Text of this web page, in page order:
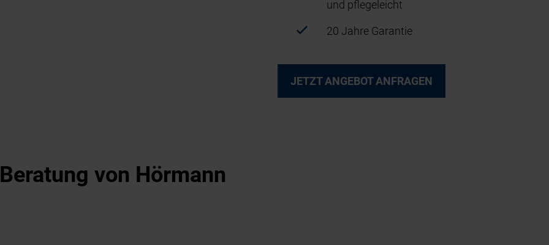
und pflegeleicht
20 Jahre Garantie
JETZT ANGEBOT ANFRAGEN
von Hörmann